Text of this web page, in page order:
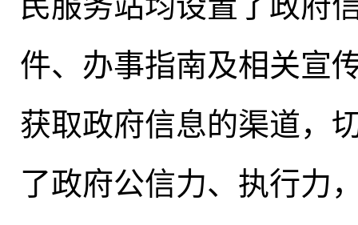
件、办事指南及相关宣
获取政府信息的渠道，
了政府公信力、执行力